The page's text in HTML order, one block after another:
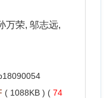
万荣, 邬志远,
( 1088KB ) ( 74